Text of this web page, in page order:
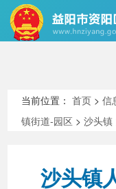
当前位置：首页 >信
镇街道-园区 >沙头镇
沙头镇